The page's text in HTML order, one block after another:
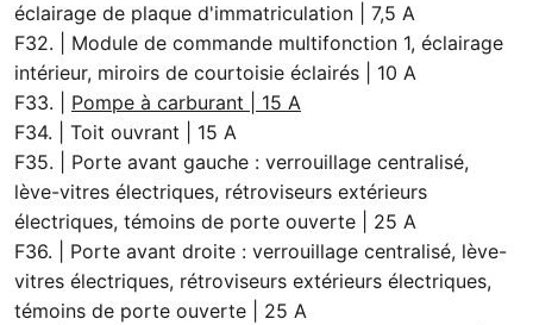
éclairage de plaque d'immatriculation | 7,5 A
F32. | Module de commande multifonction 1, éclairage
intérieur, miroirs de courtoisie éclairés | 10 A
F33. | Pompe à carburant | 15 A
F34. | Toit ouvrant | 15 A
F35. | Porte avant gauche : verrouillage centralisé,
lève-vitres électriques, rétroviseurs extérieurs
électriques, témoins de porte ouverte | 25 A
F36. | Porte avant droite : verrouillage centralisé, lève-
vitres électriques, rétroviseurs extérieurs électriques,
témoins de porte ouverte | 25 A